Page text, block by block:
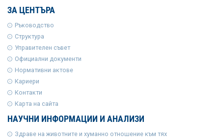
ЗА ЦЕНТЪРА
Ръководство
Структура
Управителен съвет
Официални документи
Нормативни актове
Кариери
Контакти
Карта на сайта
НАУЧНИ ИНФОРМАЦИИ И АНАЛИЗИ
Здраве на животните и хуманно отношение към тях